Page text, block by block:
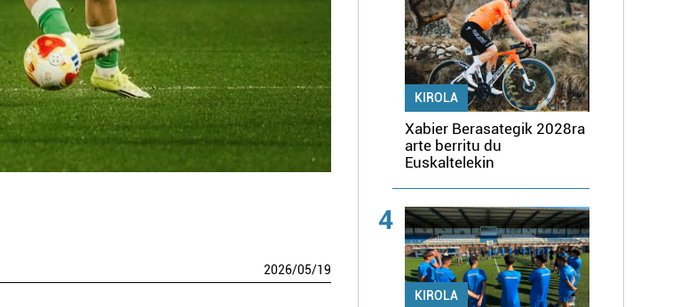
2026/05/19
KIROLA
Xabier Berasategik 2028ra
arte berritu du
Euskaltelekin
4
KIROLA